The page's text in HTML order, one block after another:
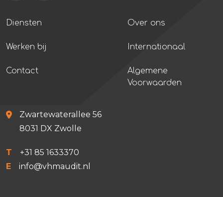
Diensten Over ons
Werken bij Internationaal
Contact
Algemene
Voorwaarden
Zwartewaterallee 56
8031 DX Zwolle
T
+31 85 1633370
E
info@vhmaudit.nl